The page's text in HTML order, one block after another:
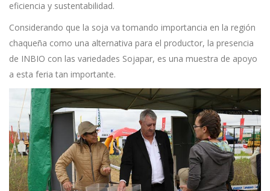
eficiencia y sustentabilidad.
Considerando que la soja va tomando importancia en la región
chaqueña como una alternativa para el productor, la presencia
de INBIO con las variedades Sojapar, es una muestra de apoyo
a esta feria tan importante.